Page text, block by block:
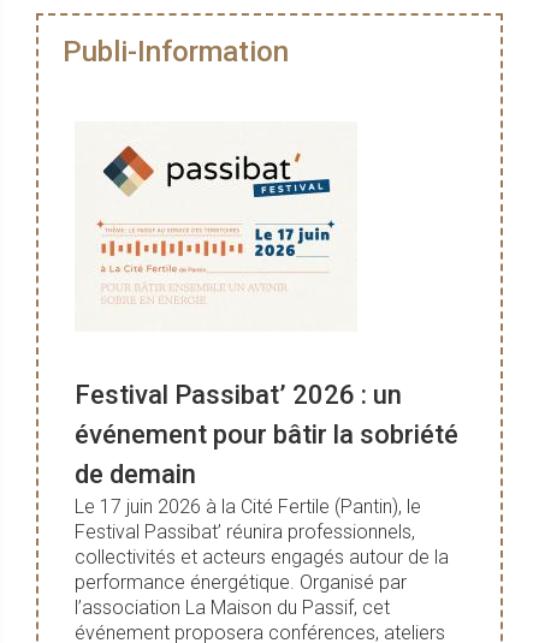
Publi-Information
Festival Passibat’ 2026 : un
événement pour bâtir la sobriété
de demain
Le 17 juin 2026 à la Cité Fertile (Pantin), le
Festival Passibat’ réunira professionnels,
collectivités et acteurs engagés autour de la
performance énergétique. Organisé par
l’association La Maison du Passif, cet
événement proposera conférences, ateliers